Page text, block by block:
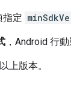
指定
，Android 行
上版本。